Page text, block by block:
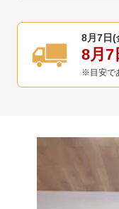
8月7日
8月7
※目安で